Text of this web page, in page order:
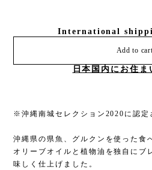
International
Add to
日本国内にお住ま
※沖縄南城セレクション2020に認定
沖縄県の県魚、グルクンを使った食
オリーブオイルと植物油を独自にブ
味しく仕上げました。